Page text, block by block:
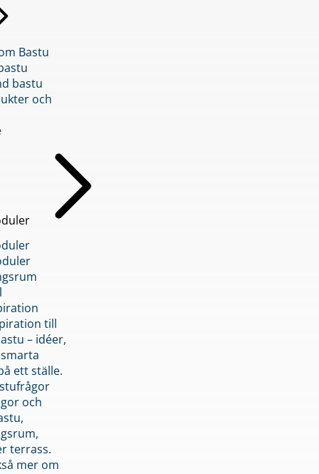
Bastu
bastu
och
till
– idéer,
ett ställe.
och
terrass.
mer om